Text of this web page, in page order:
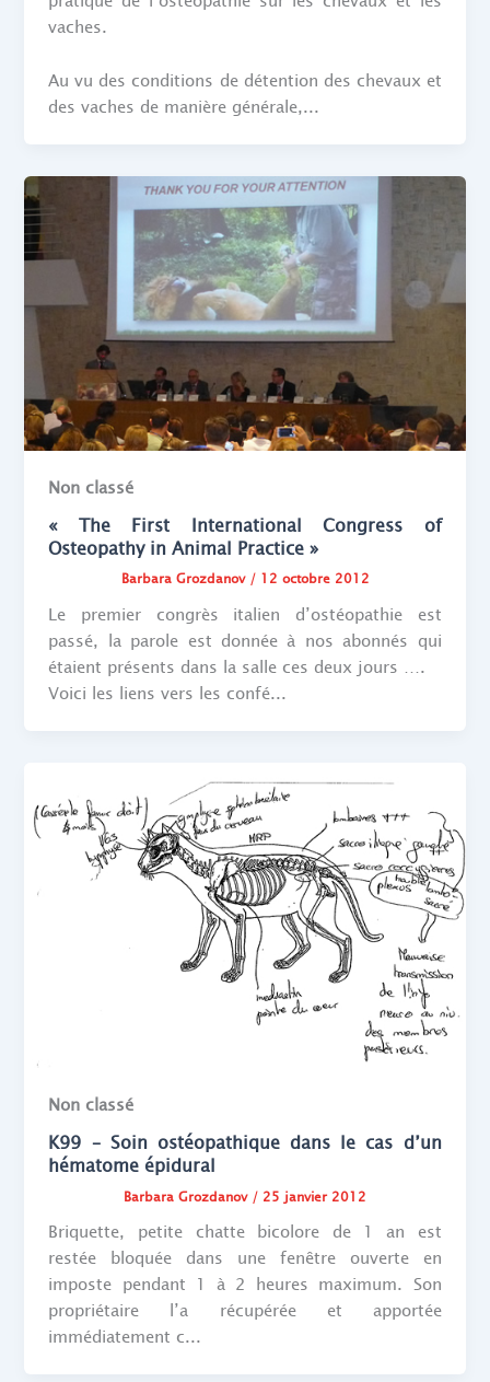
vaches.
Au vu des conditions de détention des chevaux et
des vaches de manière générale,...
Non classé
« The First International Congress of
Osteopathy in Animal Practice »
Barbara Grozdanov/ 12 octobre 2012
Le premier congrès italien d’ostéopathie est
passé, la parole est donnée à nos abonnés qui
étaient présents dans la salle ces deux jours ….
Voici les liens vers les confé...
Non classé
K99 – Soin ostéopathique dans le cas d’un
hématome épidural
Barbara Grozdanov/ 25 janvier 2012
Briquette, petite chatte bicolore de 1 an est
restée bloquée dans une fenêtre ouverte en
imposte pendant 1 à 2 heures maximum. Son
propriétaire l’a récupérée et apportée
immédiatement c...